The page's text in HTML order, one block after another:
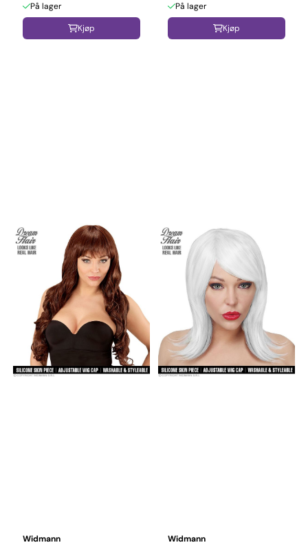
På lager
Kjøp
På lager
Kjøp
Widmann Widmann